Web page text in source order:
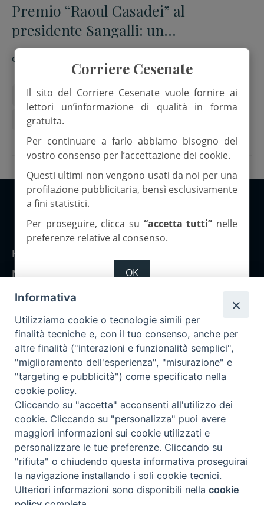
Premio “Raoul Casadei” al
presidente Sangalli: un
riconoscimento al sostegno di
cultura e turismo
di
augusto patrignani Carlo Sangalli
Confocmmercio
Copyright 2026 ©Corriere Cesenate
Home
Notizie
Rubriche
Chi siamo
Come abbonarsi
Contatti
Corriere Cesenate
Il sito del Corriere Cesenate vuole fornire ai
lettori un’informazione di qualità in forma
gratuita.
Per continuare a farlo abbiamo bisogno del
vostro consenso per l’accettazione dei cookie.
Questi ultimi non vengono usati da noi per una
profilazione pubblicitaria, bensì esclusivamente
a fini statistici.
Per proseguire, clicca su “accetta tutti” nelle
preferenze relative al consenso.
OK
Informativa
Utilizziamo cookie o tecnologie simili per
finalità tecniche e, con il tuo consenso, anche per
altre finalità ("interazioni e funzionalità semplici",
"miglioramento dell'esperienza", "misurazione" e
"targeting e pubblicità") come specificato nella
cookie policy.
Cliccando su "accetta" acconsenti all'utilizzo dei
cookie. Cliccando su "personalizza" puoi avere
maggiori informazioni sui cookie utilizzati e
personalizzare le tue preferenze. Cliccando su
"rifiuta" o chiudendo questa informativa proseguirai
la navigazione installando i soli cookie tecnici.
Ulteriori informazioni sono disponibili nellacookie